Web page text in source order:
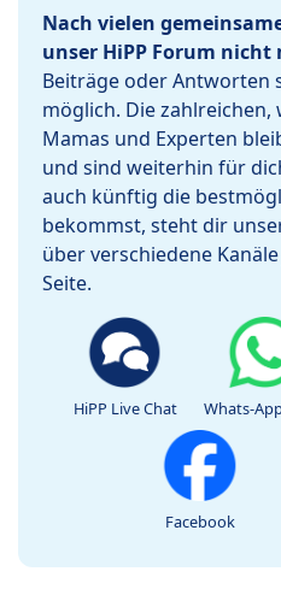
Nach vielen
unser HiPP Forum nicht
Beiträge oder Antworten
möglich. Die
Mamas und Experten
und sind weiterhin für
auch künftig die
bekommst, steht dir
über verschiedene
Seite.
HiPP Live Chat Whats-
Facebook